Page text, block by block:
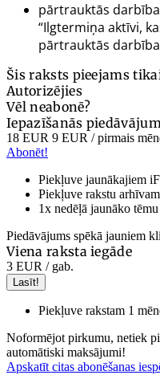
pārtrauktās
“Ilgtermiņa aktīvi,
pārtrauktās
Šis raksts pieejams
Autorizējies
Vēl neabonē?
Iepazīšanās
18 EUR 9 EUR / pirmais
Abonēt!
Piekļuve jaunākajiem
Piekļuve rakstu arhīvam
1x nedēļā jaunāko
Piedāvājums spēkā jauniem
Viena raksta iegāde
3 EUR / gab.
Lasīt!
Piekļuve rakstam 1
Noformējot pirkumu, netiek
automātiski maksājumi!
Apskatīt citas abonēšanas